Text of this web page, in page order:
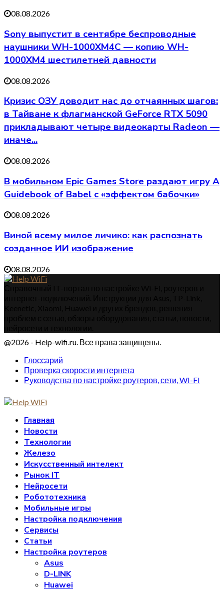
08.08.2026
Sony выпустит в сентябре беспроводные
наушники WH-1000XM4C — копию WH-
1000XM4 шестилетней давности
08.08.2026
Кризис ОЗУ доводит нас до отчаянных шагов:
в Тайване к флагманской GeForce RTX 5090
прикладывают четыре видеокарты Radeon —
иначе...
08.08.2026
В мобильном Epic Games Store раздают игру A
Guidebook of Babel с «эффектом бабочки»
08.08.2026
Виной всему милое личико: как распознать
созданное ИИ изображение
08.08.2026
@2026 - Help-wifi.ru. Все права защищены.
Глоссарий
Проверка скорости интернета
Руководства по настройке роутеров, сети, WI-FI
Главная
Новости
Технологии
Железо
Искусственный интелект
Рынок IT
Нейросети
Робототехника
Мобильные игры
Настройка подключения
Сервисы
Статьи
Настройка роутеров
Asus
D-LINK
Huawei